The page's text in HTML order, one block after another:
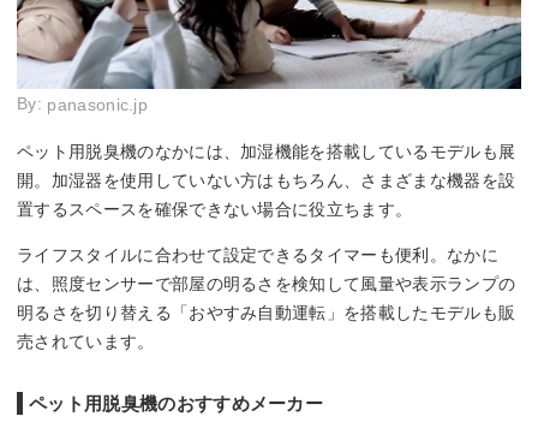
By: panasonic.jp
ペット用脱臭機のなかには、加湿機能を搭載しているモデルも展
開。加湿器を使用していない方はもちろん、さまざまな機器を設
置するスペースを確保できない場合に役立ちます。
ライフスタイルに合わせて設定できるタイマーも便利。なかに
は、照度センサーで部屋の明るさを検知して風量や表示ランプの
明るさを切り替える「おやすみ自動運転」を搭載したモデルも販
売されています。
ペット用脱臭機のおすすめメーカー